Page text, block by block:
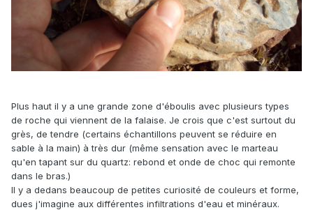
Plus haut il y a une grande zone d'éboulis avec plusieurs types
de roche qui viennent de la falaise. Je crois que c'est surtout du
grès, de tendre (certains échantillons peuvent se réduire en
sable à la main) à très dur (même sensation avec le marteau
qu'en tapant sur du quartz: rebond et onde de choc qui remonte
dans le bras.)
Il y a dedans beaucoup de petites curiosité de couleurs et forme,
dues j'imagine aux différentes infiltrations d'eau et minéraux.